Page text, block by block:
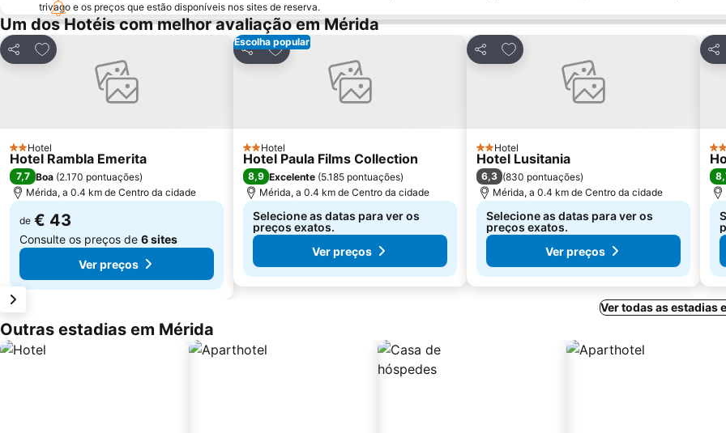
trivago e os preços que estão disponíveis nos sites de reserva.
Um dos Hotéis com melhor avaliação em Mérida
Partilhar
Adicionar aos favoritos
2 Estrelas
Hotel
Hotel Rambla Emerita
7,7 Boa (2.170 pontuações)
Mérida, a 0.4 km de Centro da cidade
de € 43
Consulte os preços de 6 sites
Ver preços
Escolha popular
Partilhar
Adicionar aos favoritos
2 Estrelas
Hotel
Hotel Paula Films Collection
8,9 Excelente (5.185 pontuações)
Mérida, a 0.4 km de Centro da cidade
Selecione as datas para ver os
preços exatos.
Ver preços
Partilhar
Adicionar aos favoritos
2 Estrelas
Hotel
Hotel Lusitania
6,3 (830 pontuações)
Mérida, a 0.4 km de Centro da cidade
Selecione as datas para ver os
preços exatos.
Ver preços
2
Ver todas as estadias
Outras estadias em Mérida